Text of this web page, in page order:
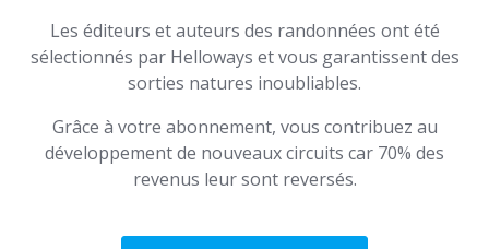
Les éditeurs et auteurs des randonnées ont été
sélectionnés par Helloways et vous garantissent des
sorties natures inoubliables.
Grâce à votre abonnement, vous contribuez au
développement de nouveaux circuits car 70% des
revenus leur sont reversés.